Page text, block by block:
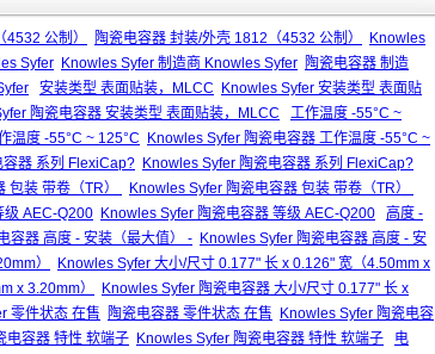
公制） 陶瓷电容器 封装/外壳 1812（4532 公制）
Knowles
Syfer Knowles Syfer 制造商 Knowles Syfer 陶瓷电容器 制造
安装类型 表面贴装，MLCC
Knowles Syfer 安装类型 表面贴
陶瓷电容器 安装类型 表面贴装，MLCC
工作温度 -55°C ~
温度 -55°C ~ 125°C
Knowles Syfer 陶瓷电容器 工作温度 -55°C ~
容器 系列 FlexiCap? Knowles Syfer 陶瓷电容器 系列 FlexiCap?
包装 带卷（TR）
Knowles Syfer 陶瓷电容器 包装 带卷（TR）
级 AEC-Q200 Knowles Syfer 陶瓷电容器 等级 AEC-Q200
高度 -
容器 高度 - 安装（最大值） - Knowles Syfer 陶瓷电容器 高度 - 安
）
Knowles Syfer 大小/尺寸 0.177" 长 x 0.126" 宽（4.50mm x
x 3.20mm）
Knowles Syfer 陶瓷电容器 大小/尺寸 0.177" 长 x
零件状态 在售 陶瓷电容器 零件状态 在售
Knowles Syfer 陶瓷电容
电容器 特性 软端子 Knowles Syfer 陶瓷电容器 特性 软端子
电